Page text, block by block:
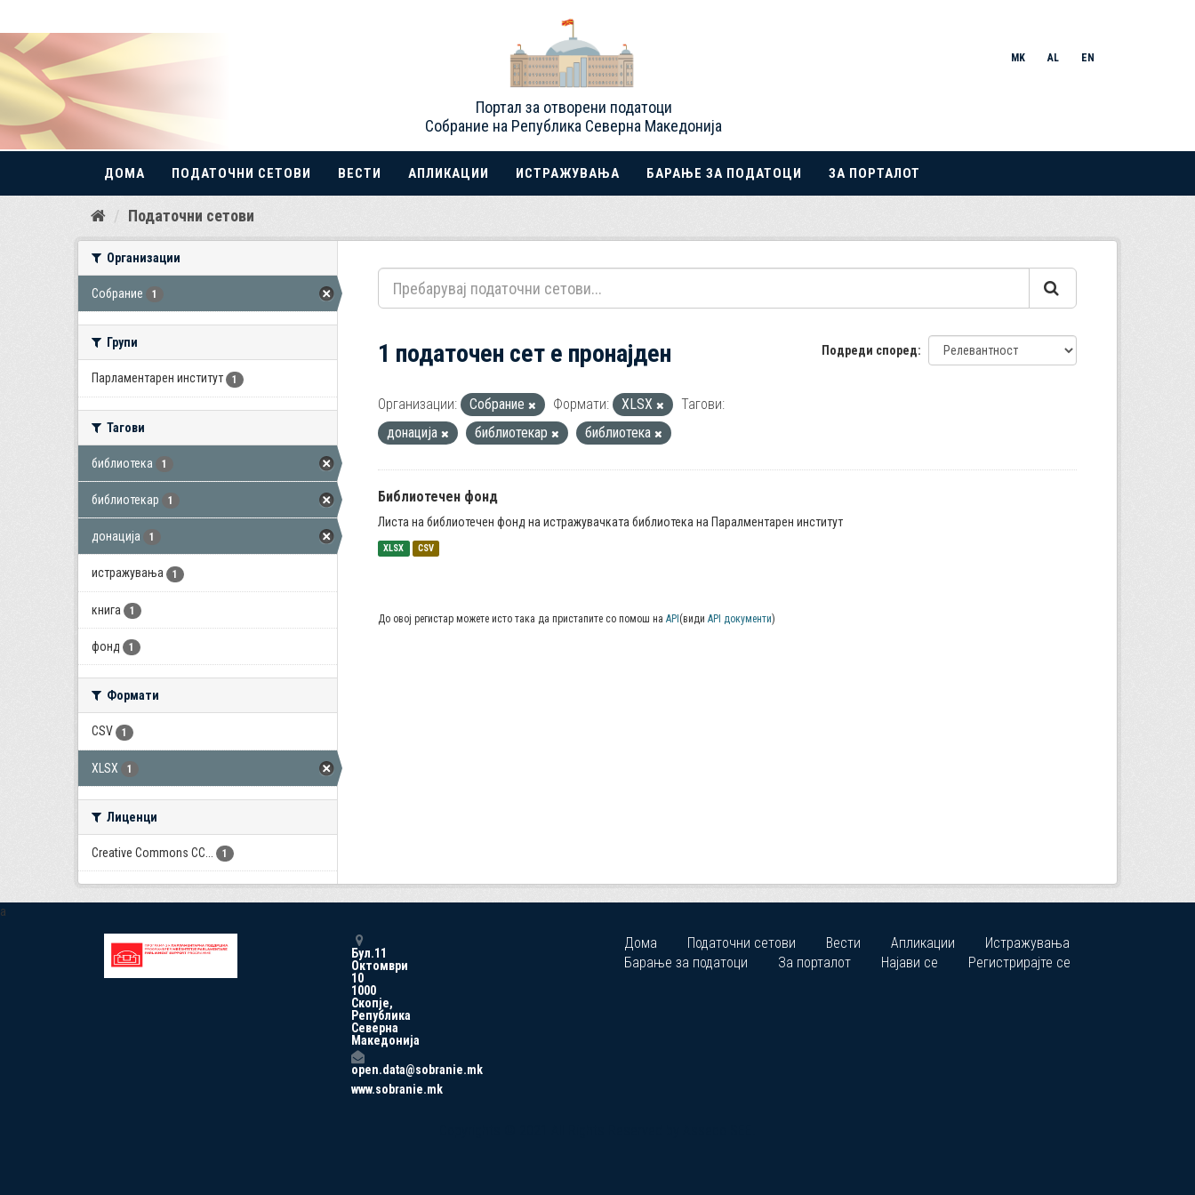
Прескокнете
Портал за отворени податоци
Собрание на Република Северна Македонија
MK AL EN
ДОМА ПОДАТОЧНИ СЕТОВИ ВЕСТИ АПЛИКАЦИИ ИСТРАЖУВАЊА БАРАЊЕ ЗА ПОДАТОЦИ ЗА ПОРТАЛОТ
Податочни сетови
Организации
Собрание 1
Групи
Парламентарен институт 1
Тагови
библиотека 1
библиотекар 1
донација 1
истражувања 1
книга 1
фонд 1
Формати
CSV 1
XLSX 1
Лиценци
Creative Commons CC... 1
Подреди според
1 податочен сет е пронајден
Организации: Собрание Формати: XLSX
Тагови:
донација
библиотекар библиотека
Библиотечен фонд
Листа на библиотечен фонд на истражувачката библиотека на Паралментарен институт
XLSX CSV
До овој регистар можете исто така да пристапите со помош на API (види API документи)
a
Бул.11
Октомври
10
1000
Скопје,
Република
Северна
Македонија
open.data@sobranie.mk
www.sobranie.mk
Дома Податочни сетови Вести Апликации
Истражувања
Барање за податоци
За порталот Најави се Регистрирајте се